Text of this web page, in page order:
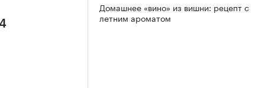
Домашнее «вино» из вишни: рецепт с
летним ароматом